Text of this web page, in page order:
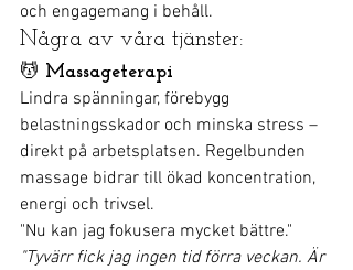
och engagemang i behåll.
Några av våra tjänster:
💆 Massageterapi
Lindra spänningar, förebygg
belastningsskador och minska stress –
direkt på arbetsplatsen. Regelbunden
massage bidrar till ökad koncentration,
energi och trivsel.
"Nu kan jag fokusera mycket bättre."
"Tyvärr fick jag ingen tid förra veckan. Är